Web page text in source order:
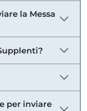
la Messa
per inviare